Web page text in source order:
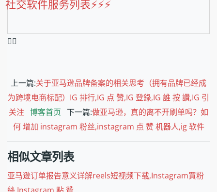
社交软件服务列表⚡️⚡️⚡️
❤️‍🔥
上一篇:关于亚马逊品牌备案的相关思考（拥有品牌已经成
为跨境电商标配）IG 排行,IG 点 赞,IG 登錄,IG 誰 按 讚,IG 引
关注 博客首页 下一篇:做亚马逊，真的离不开刷单吗？如
何 增加 instagram 粉丝,instagram 点 赞 机器人,ig 软件
相似文章列表
亚马逊订单报告意义详解reels短视频下载,Instagram買粉